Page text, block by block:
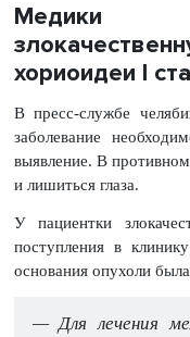
Медики
хориоидеи I
В пресс-службе
заболевание
выявление. В
и лишиться глаза.
У пациентки
поступления в
основания опухоли
— Для лечения